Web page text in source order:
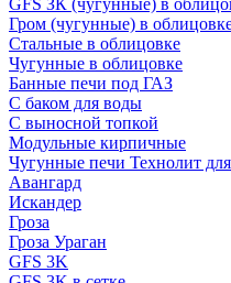
GFS ЗК (чугунные) в
Гром (чугунные) в
Стальные в облицовке
Чугунные в облицовке
Банные печи под ГАЗ
С баком для воды
С выносной топкой
Модульные кирпичные
Чугунные печи Технолит
Авангард
Искандер
Гроза
Гроза Ураган
GFS 3K